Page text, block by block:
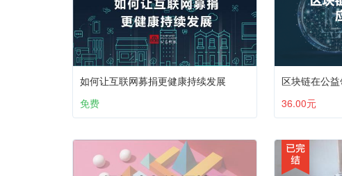
如何让互联网募捐更健康持续发展
免费
区块链在公
36.00元